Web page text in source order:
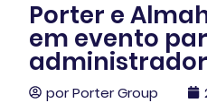
Porter e
em evento
porPorter Group